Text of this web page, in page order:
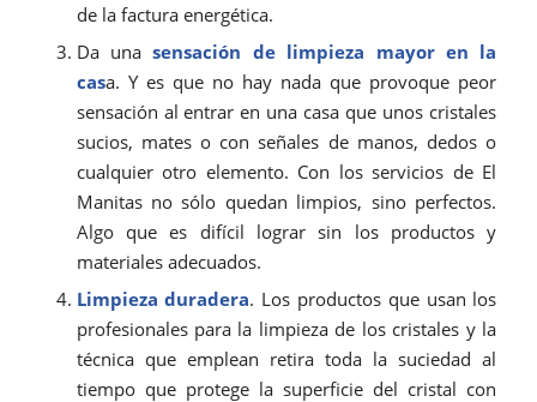
de la factura energética.
Da unasensación de limpieza mayor en la
casa. Y es que no hay nada que provoque peor
sensación al entrar en una casa que unos cristales
sucios, mates o con señales de manos, dedos o
cualquier otro elemento. Con los servicios de El
Manitas no sólo quedan limpios, sino perfectos.
Algo que es difícil lograr sin los productos y
materiales adecuados.
Limpieza duradera. Los productos que usan los
profesionales para la limpieza de los cristales y la
técnica que emplean retira toda la suciedad al
tiempo que protege la superficie del cristal con